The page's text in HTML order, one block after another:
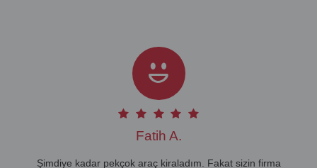
Fatih A.
Şimdiye kadar pekçok araç kiraladım. Fakat sizin firma